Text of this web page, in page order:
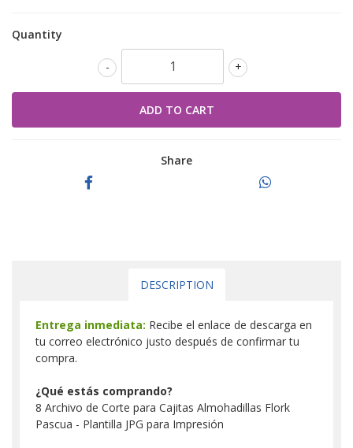
Quantity
+
-
Share
DESCRIPTION
Entrega inmediata: Recibe el enlace de descarga en
tu correo electrónico justo después de confirmar tu
compra.
¿Qué estás comprando?
8 Archivo de Corte para Cajitas Almohadillas Flork
Pascua - Plantilla JPG para Impresión